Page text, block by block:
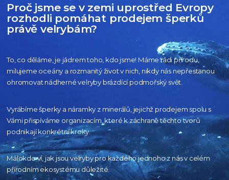
Proč jsme se v zemi uprostřed Evropy
rozhodli pomáhat prodejem šperků
právě velrybám?
To, co děláme, je jádrem toho, kdo jsme! Máme rádi přírodu,
milujeme oceány a rozmanitý život v nich, nikdy nás nepřestanou
ohromovat nádherné velryby brázdící podmořský svět.
Vyrábíme šperky a náramky z minerálů, jejichž prodejem spolu s
Vámi přispíváme organizacím, které k záchraně těchto tvorů
podnikají konkrétní kroky.
Málokdo ví, jak jsou velryby pro každéhojednoho z nás v celém
přírodnímekosystému důležité.